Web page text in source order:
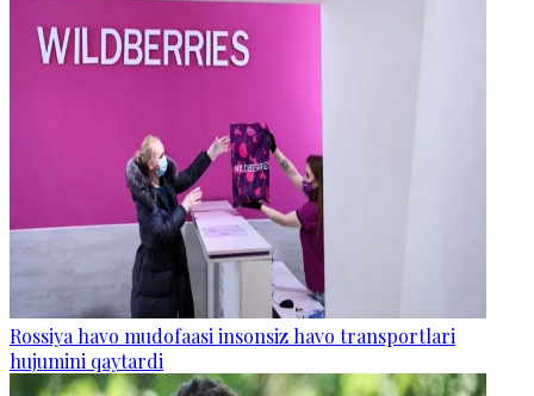
Rossiya havo mudofaasi insonsiz havo transportlari
hujumini qaytardi